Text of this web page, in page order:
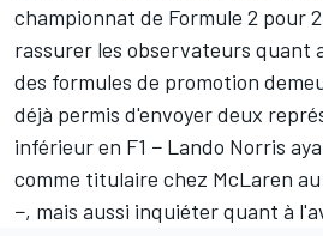
championnat de Formule 2 pour
rassurer les observateurs quant
des formules de promotion
déjà permis d'envoyer deux
inférieur en F1 − Lando Norris
comme titulaire chez McLaren
−, mais aussi inquiéter quant à